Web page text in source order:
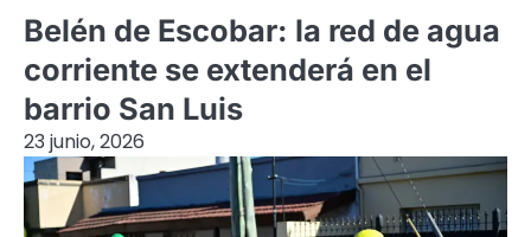
Belén de Escobar: la red de agua
corriente se extenderá en el
barrio San Luis
23 junio, 2026